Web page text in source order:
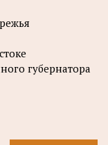
губернатора